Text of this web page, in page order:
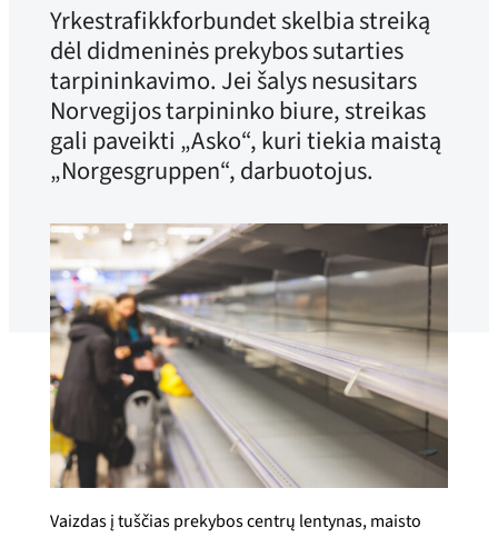
Yrkestrafikkforbundet skelbia streiką
dėl didmeninės prekybos sutarties
tarpininkavimo. Jei šalys nesusitars
Norvegijos tarpininko biure, streikas
gali paveikti „Asko“, kuri tiekia maistą
„Norgesgruppen“, darbuotojus.
Vaizdas į tuščias prekybos centrų lentynas, maisto